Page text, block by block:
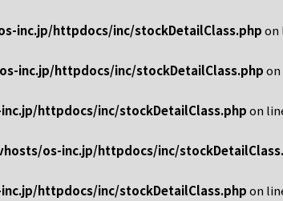
inc.jp/httpdocs/inc/stockDetailClass.phpon
inc.jp/httpdocs/inc/stockDetailClass.php
httpdocs/inc/stockDetailClass.phpon
os-inc.jp/httpdocs/inc/
httpdocs/inc/stockDetailClass.phpon